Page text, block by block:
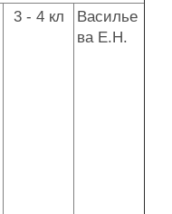
3 - 4 кл
Василье
ва Е.Н.